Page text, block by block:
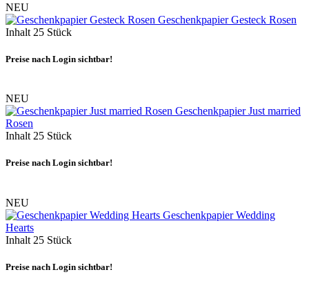
NEU
Geschenkpapier Gesteck Rosen
Inhalt 25 Stück
Preise nach Login sichtbar!
NEU
Geschenkpapier Just married
Rosen
Inhalt 25 Stück
Preise nach Login sichtbar!
NEU
Geschenkpapier Wedding
Hearts
Inhalt 25 Stück
Preise nach Login sichtbar!